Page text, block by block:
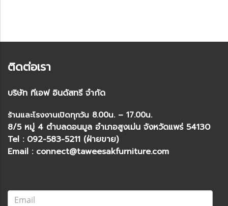
ติดต่อเรา
บริษัท ทีเอฟ อินดัสทรี จำกัด
ร้านและโรงงานเปิดทุกวัน 8.00น. – 17.00น.
8/5 หมู่ 4 ตำบลดอนมูล อำเภอสูงเม่น จังหวัดแพร่ 54130
Tel : 092-583-5211 (ฝ่ายขาย)
Email : connect@taweesakfurniture.com